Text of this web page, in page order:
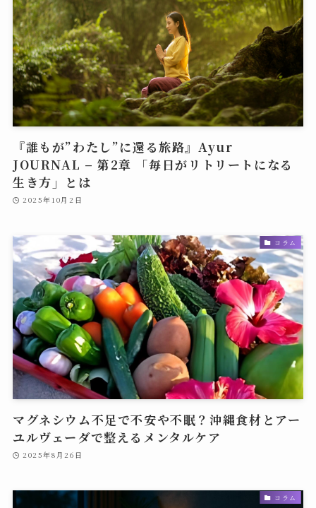
『誰もが”わたし”に還る旅路』Ayur
JOURNAL – 第2章 「毎日がリトリートになる
生き方」とは
2025年10月2日
コラム
マグネシウム不足で不安や不眠？沖縄食材とアー
ユルヴェーダで整えるメンタルケア
2025年8月26日
コラム